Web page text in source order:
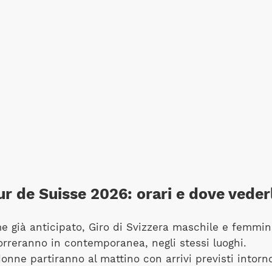
de Suisse 2026: orari e dove
già anticipato, Giro di Svizzera maschile e
in contemporanea, negli stessi luoghi.
partiranno al mattino con arrivi previsti